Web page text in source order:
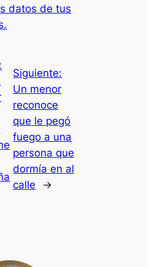
datos de tus
Siguiente:
Un menor
reconoce
que le pegó
fuego a una
persona que
dormía en al
calle
→